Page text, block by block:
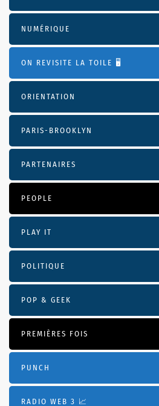
NUMÉRIQUE
ON REVISITE LA TOILE 🖥️
ORIENTATION
PARIS-BROOKLYN
PARTENAIRES
PEOPLE
PLAY IT
POLITIQUE
POP & GEEK
PREMIÈRES FOIS
PUNCH
RADIO WEB 3 📈